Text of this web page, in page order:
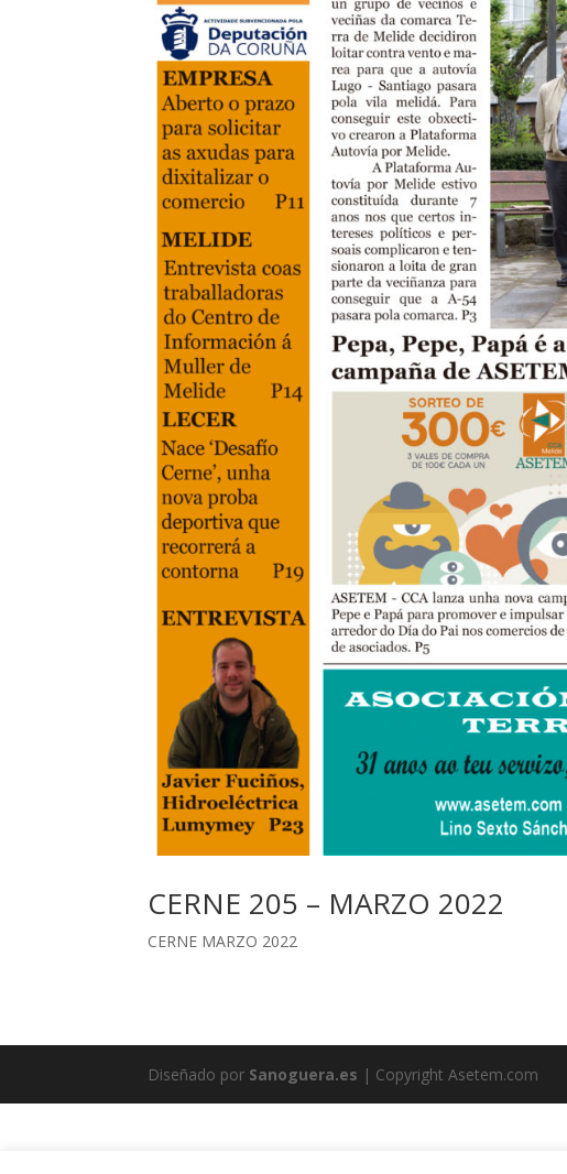
CERNE 205 – MARZO 2022
CERNE MARZO 2022
Diseñado por Sanoguera.es | Copyright Asetem.com